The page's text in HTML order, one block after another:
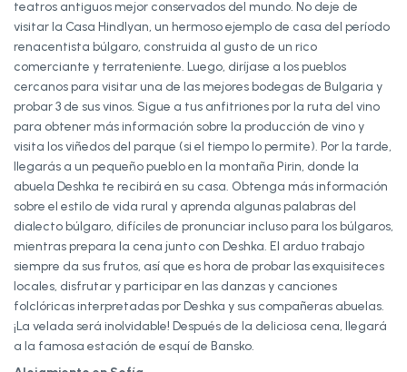
teatros antiguos mejor conservados del mundo. No deje de
visitar la Casa Hindlyan, un hermoso ejemplo de casa del período
renacentista búlgaro, construida al gusto de un rico
comerciante y terrateniente. Luego, diríjase a los pueblos
cercanos para visitar una de las mejores bodegas de Bulgaria y
probar 3 de sus vinos. Sigue a tus anfitriones por la ruta del vino
para obtener más información sobre la producción de vino y
visita los viñedos del parque (si el tiempo lo permite). Por la tarde,
llegarás a un pequeño pueblo en la montaña Pirin, donde la
abuela Deshka te recibirá en su casa. Obtenga más información
sobre el estilo de vida rural y aprenda algunas palabras del
dialecto búlgaro, difíciles de pronunciar incluso para los búlgaros,
mientras prepara la cena junto con Deshka. El arduo trabajo
siempre da sus frutos, así que es hora de probar las exquisiteces
locales, disfrutar y participar en las danzas y canciones
folclóricas interpretadas por Deshka y sus compañeras abuelas.
¡La velada será inolvidable! Después de la deliciosa cena, llegará
a la famosa estación de esquí de Bansko.